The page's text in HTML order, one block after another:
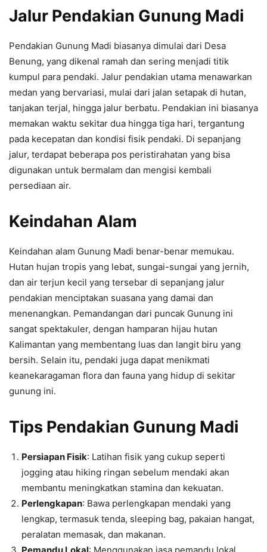
Jalur Pendakian Gunung Madi
Pendakian Gunung Madi biasanya dimulai dari Desa
Benung, yang dikenal ramah dan sering menjadi titik
kumpul para pendaki. Jalur pendakian utama menawarkan
medan yang bervariasi, mulai dari jalan setapak di hutan,
tanjakan terjal, hingga jalur berbatu. Pendakian ini biasanya
memakan waktu sekitar dua hingga tiga hari, tergantung
pada kecepatan dan kondisi fisik pendaki. Di sepanjang
jalur, terdapat beberapa pos peristirahatan yang bisa
digunakan untuk bermalam dan mengisi kembali
persediaan air.
Keindahan Alam
Keindahan alam Gunung Madi benar-benar memukau.
Hutan hujan tropis yang lebat, sungai-sungai yang jernih,
dan air terjun kecil yang tersebar di sepanjang jalur
pendakian menciptakan suasana yang damai dan
menenangkan. Pemandangan dari puncak Gunung ini
sangat spektakuler, dengan hamparan hijau hutan
Kalimantan yang membentang luas dan langit biru yang
bersih. Selain itu, pendaki juga dapat menikmati
keanekaragaman flora dan fauna yang hidup di sekitar
gunung ini.
Tips Pendakian Gunung Madi
Persiapan Fisik: Latihan fisik yang cukup seperti
jogging atau hiking ringan sebelum mendaki akan
membantu meningkatkan stamina dan kekuatan.
Perlengkapan: Bawa perlengkapan mendaki yang
lengkap, termasuk tenda, sleeping bag, pakaian hangat,
peralatan memasak, dan makanan.